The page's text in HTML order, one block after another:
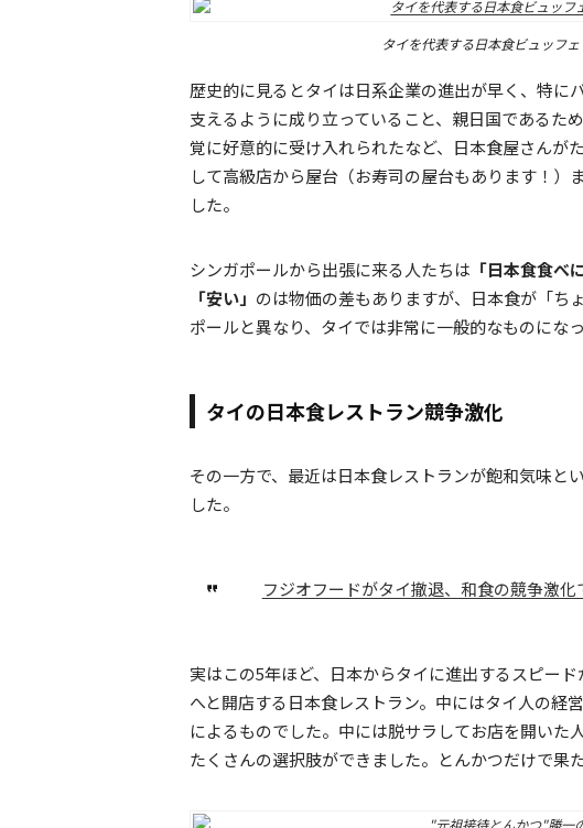
タイを代表する日本食ビュッフ
歴史的に見るとタイは日系企業の進出が早く、特に
支えるように成り立っていること、親日国であるた
覚に好意的に受け入れられたなど、日本食屋さんが
して高級店から屋台（お寿司の屋台もあります！）
した。
シンガポールから出張に来る人たちは 「日本食食べ
「安い」 のは物価の差もありますが、日本食が「ち
ポールと異なり、タイでは非常に一般的なものにな
タイの日本食レストラン競争激化
その一方で、最近は日本食レストランが飽和気味と
した。
フジオフードがタイ撤退、和食の競争激化
実はこの5年ほど、日本からタイに進出するスピー
へと開店する日本食レストラン。中にはタイ人の経
によるものでした。中には脱サラしてお店を開いた
たくさんの選択肢ができました。とんかつだけで果